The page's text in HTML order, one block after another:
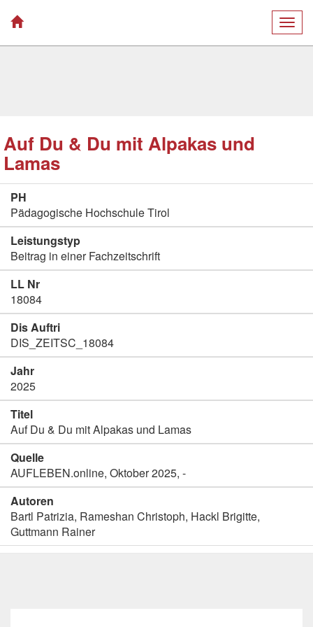
Auf Du & Du mit Alpakas und
Lamas
PH
Pädagogische Hochschule Tirol
Leistungstyp
Beitrag in einer Fachzeitschrift
LL Nr
18084
Dis Auftri
DIS_ZEITSC_18084
Jahr
2025
Titel
Auf Du & Du mit Alpakas und Lamas
Quelle
AUFLEBEN.online, Oktober 2025, -
Autoren
Bartl Patrizia, Rameshan Christoph, Hackl Brigitte,
Guttmann Rainer